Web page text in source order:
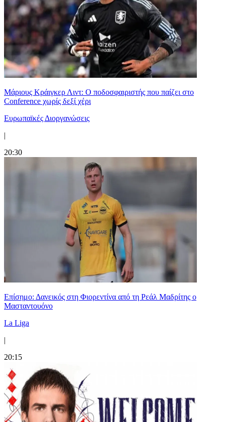
Μάριους Κράιγκερ Λιντ: Ο ποδοσφαιριστής που παίζει στο
Conference χωρίς δεξί χέρι
Ευρωπαϊκές Διοργανώσεις
|
20:30
Επίσημο: Δανεικός στη Φιορεντίνα από τη Ρεάλ Μαδρίτης ο
Μασταντουόνο
La Liga
|
20:15